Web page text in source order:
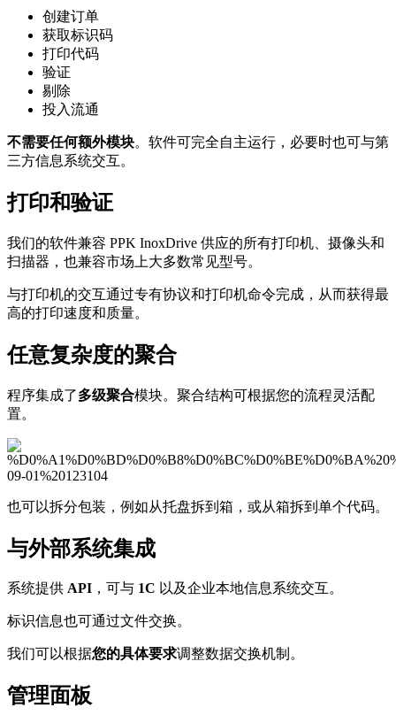
创建订单
获取标识码
打印代码
验证
剔除
投入流通
不需要任何额外模块。软件可完全自主运行，必要时也可与第
三方信息系统交互。
打印和验证
我们的软件兼容 PPK InoxDrive 供应的所有打印机、摄像头和
扫描器，也兼容市场上大多数常见型号。
与打印机的交互通过专有协议和打印机命令完成，从而获得最
高的打印速度和质量。
任意复杂度的聚合
程序集成了多级聚合模块。聚合结构可根据您的流程灵活配
置。
也可以拆分包装，例如从托盘拆到箱，或从箱拆到单个代码。
与外部系统集成
系统提供 API ，可与 1C 以及企业本地信息系统交互。
标识信息也可通过文件交换。
我们可以根据您的具体要求调整数据交换机制。
管理面板